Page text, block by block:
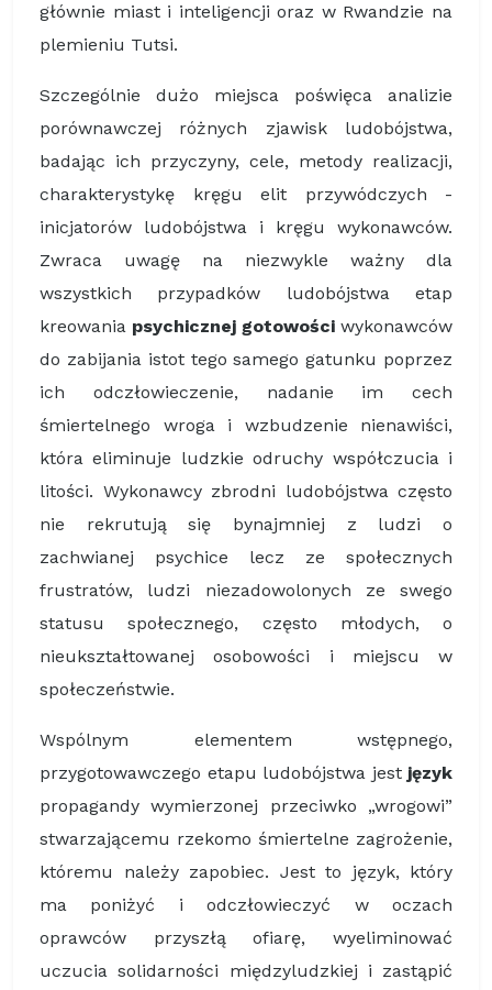
głównie miast i inteligencji oraz w Rwandzie na
plemieniu Tutsi.
Szczególnie dużo miejsca poświęca analizie
porównawczej różnych zjawisk ludobójstwa,
badając ich przyczyny, cele, metody realizacji,
charakterystykę kręgu elit przywódczych -
inicjatorów ludobójstwa i kręgu wykonawców.
Zwraca uwagę na niezwykle ważny dla
wszystkich przypadków ludobójstwa etap
kreowania psychicznej gotowości wykonawców
do zabijania istot tego samego gatunku poprzez
ich odczłowieczenie, nadanie im cech
śmiertelnego wroga i wzbudzenie nienawiści,
która eliminuje ludzkie odruchy współczucia i
litości. Wykonawcy zbrodni ludobójstwa często
nie rekrutują się bynajmniej z ludzi o
zachwianej psychice lecz ze społecznych
frustratów, ludzi niezadowolonych ze swego
statusu społecznego, często młodych, o
nieukształtowanej osobowości i miejscu w
społeczeństwie.
Wspólnym elementem wstępnego,
przygotowawczego etapu ludobójstwa jest język
propagandy wymierzonej przeciwko „wrogowi”
stwarzającemu rzekomo śmiertelne zagrożenie,
któremu należy zapobiec. Jest to język, który
ma poniżyć i odczłowieczyć w oczach
oprawców przyszłą ofiarę, wyeliminować
uczucia solidarności międzyludzkiej i zastąpić